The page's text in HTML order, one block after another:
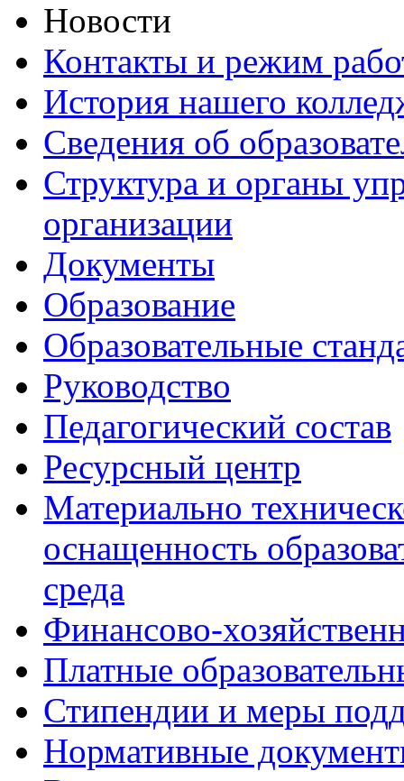
Новости
Контакты и режим
История нашего
Сведения об
Структура и органы
организации
Документы
Образование
Образовательные
Руководство
Педагогический состав
Ресурсный центр
Материально
оснащенность
среда
Финансово-
Платные
Стипендии и меры
Нормативные